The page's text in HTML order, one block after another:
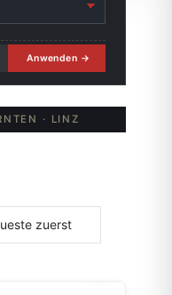
Anwenden →
· LINZ